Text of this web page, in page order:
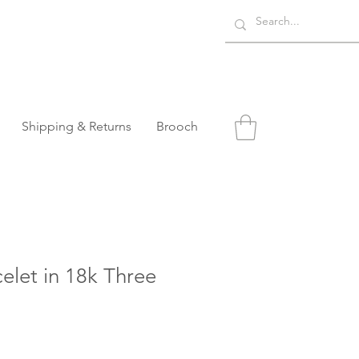
Shipping & Returns Brooch
in 18k Three